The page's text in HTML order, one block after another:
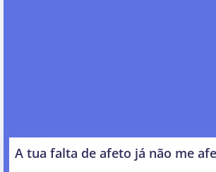
A tua falta de afeto já não me